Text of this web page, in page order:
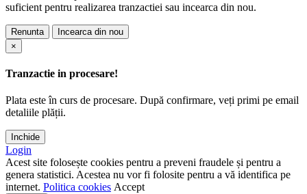
suficient pentru realizarea tranzactiei sau incearca din nou.
Renunta
Incearca din nou
×
Tranzactie in procesare!
Plata este în curs de procesare. După confirmare, veți primi pe email
detaliile plății.
Inchide
Login
Acest site folosește cookies pentru a preveni fraudele și pentru a
genera statistici. Acestea nu vor fi folosite pentru a vă identifica pe
internet. Politica cookies Accept